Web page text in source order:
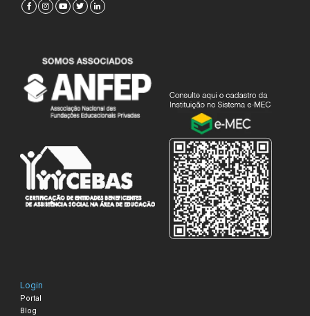
Login
Portal
Blog